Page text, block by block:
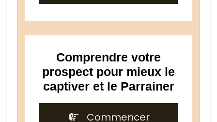
Comprendre votre
prospect pour mieux le
captiver et le Parrainer
Commencer